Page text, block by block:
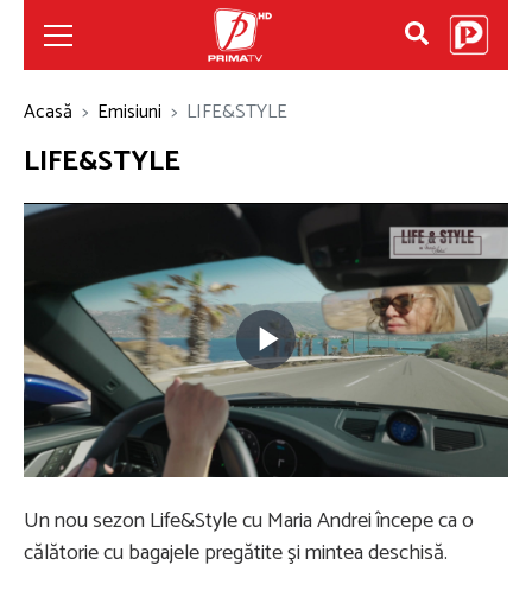
Acasă Emisiuni LIFE&STYLE
LIFE&STYLE
Play
Video
Un nou sezon Life&Style cu Maria Andrei începe ca o
călătorie cu bagajele pregătite şi mintea deschisă.